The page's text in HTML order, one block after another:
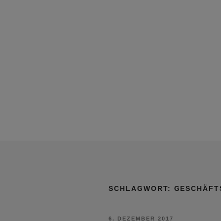
SCHLAGWORT:
VERÖFFENTLICHT
6. DEZEMBER 2017